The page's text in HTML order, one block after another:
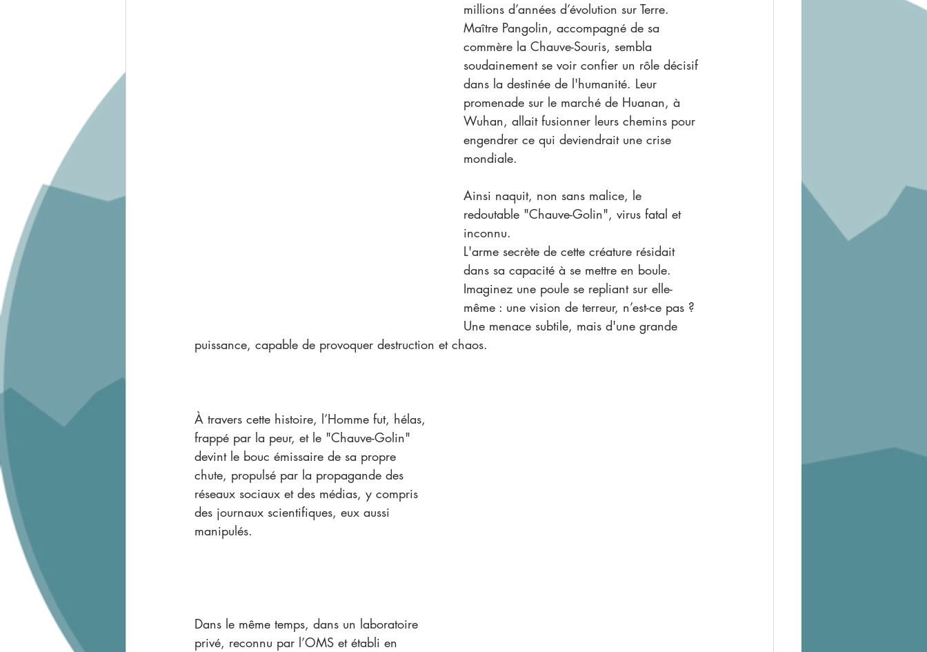
Fibromyalgie Glucose Grippe
millions d’années d’évolution sur Terre.
Maître Pangolin, accompagné de sa
commère la Chauve-Souris, sembla
soudainement se voir confier un rôle décisif
dans la destinée de l'humanité. Leur
promenade sur le marché de Huanan, à
Wuhan, allait fusionner leurs chemins pour
engendrer ce qui deviendrait une crise
mondiale.
Ainsi naquit, non sans malice, le
redoutable "Chauve-Golin", virus fatal et
inconnu.
L'arme secrète de cette créature résidait
dans sa capacité à se mettre en boule.
Imaginez une poule se repliant sur elle-
même : une vision de terreur, n’est-ce pas ?
Une menace subtile, mais d'une grande
puissance, capable de provoquer destruction et chaos.
À travers cette histoire, l’Homme fut, hélas,
frappé par la peur, et le "Chauve-Golin"
devint le bouc émissaire de sa propre
chute, propulsé par la propagande des
réseaux sociaux et des médias, y compris
des journaux scientifiques, eux aussi
manipulés.
Dans le même temps, dans un laboratoire
privé, reconnu par l’OMS et établi en